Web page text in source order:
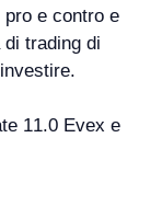
e contro e
trading di
11.0 Evex e